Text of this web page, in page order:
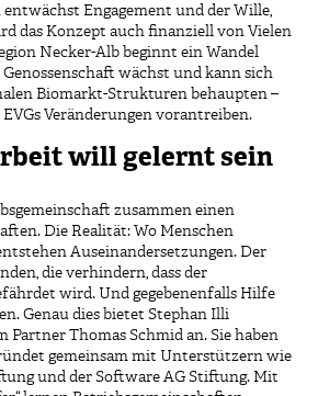
Engagement und der Wille,
das Konzept auch finanziell von Vielen
Necker-Alb beginnt ein Wandel
wächst und kann sich
Biomarkt-Strukturen behaupten –
Veränderungen vorantreiben.
will gelernt sein
zusammen einen
Die Realität: Wo Menschen
Auseinandersetzungen. Der
die verhindern, dass der
wird. Und gegebenenfalls Hilfe
Genau dies bietet Stephan Illi
Partner Thomas Schmid an. Sie haben
gemeinsam mit Unterstützern wie
und der Software AG Stiftung. Mit